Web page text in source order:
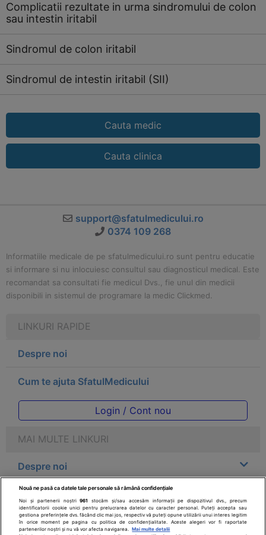
Complicatii rezultate in urma sindromului de colon
sau intestin iritabil
Sindromul de colon iritabil
Sindromul de intestin iritabil (SII)
Cauta medic
Cauta clinica
support@sfatulmedicului.ro
0374 109 268
Informatiile medicale de pe sfatulmedicului.ro sunt pentru educatie
si informare si nu inlocuiesc consultul sau diagnosticul medical. Este
recomandat sa consultati fie medicul Dvs., fie unul din medicii
disponibili in sistemul de programare la medic Clickmed.
LINKURI RAPIDE
Despre noi
Cum te ajuta SfatulMedicului
Login / Cont nou
MAI MULTE LINKURI
Despre noi
Legal
Drepturile consumatorului
Nouă ne pasă ca datele tale personale să rămână confidențiale
Noi și partenerii noștri961
stocăm și/sau accesăm informații pe dispozitivul dvs., precum
identificatorii cookie unici pentru prelucrarea datelor cu caracter personal. Puteți accepta sau
gestiona preferințele dvs. făcând clic mai jos, respectiv vă puteți opune utilizării unui interes legitim
în orice moment pe pagina cu politica de confidențialitate. Aceste alegeri vor fi raportate
partenerilor noștri și nu vă vor afecta navigarea.
Mai multe detalii